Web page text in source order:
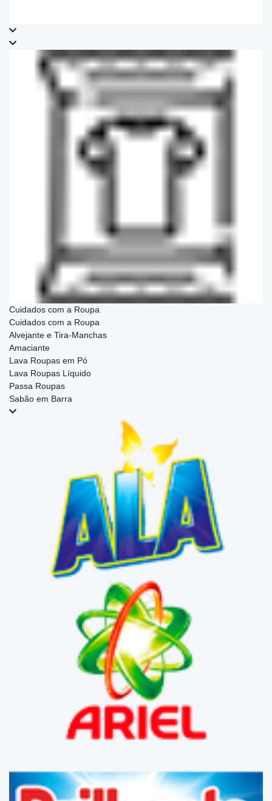
Cuidados com a Roupa
Cuidados com a Roupa
Alvejante e Tira-Manchas
Amaciante
Lava Roupas em Pó
Lava Roupas Líquido
Passa Roupas
Sabão em Barra